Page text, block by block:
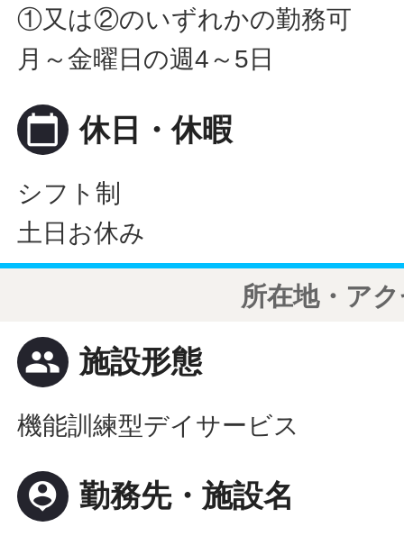
①又は②のいずれかの勤務可
月～金曜日の週4～5日
calendar_today 休日・休暇
シフト制
土日お休み
所在地・ア
people 施設形態
機能訓練型デイサービス
person_pin 勤務先・施設名